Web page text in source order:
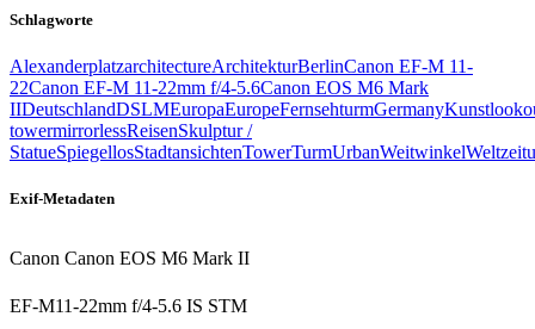
Schlagworte
AlexanderplatzarchitectureArchitekturBerlinCanon EF-M 11-
22Canon EF-M 11-22mm f/4-5.6Canon EOS M6 Mark
IIDeutschlandDSLMEuropaEuropeFernsehturmGermanyKunst
towermirrorlessReisenSkulptur /
StatueSpiegellosStadtansichtenTowerTurmUrbanWeitwinkel
Exif-Metadaten
Canon Canon EOS M6 Mark II
EF-M11-22mm f/4-5.6 IS STM